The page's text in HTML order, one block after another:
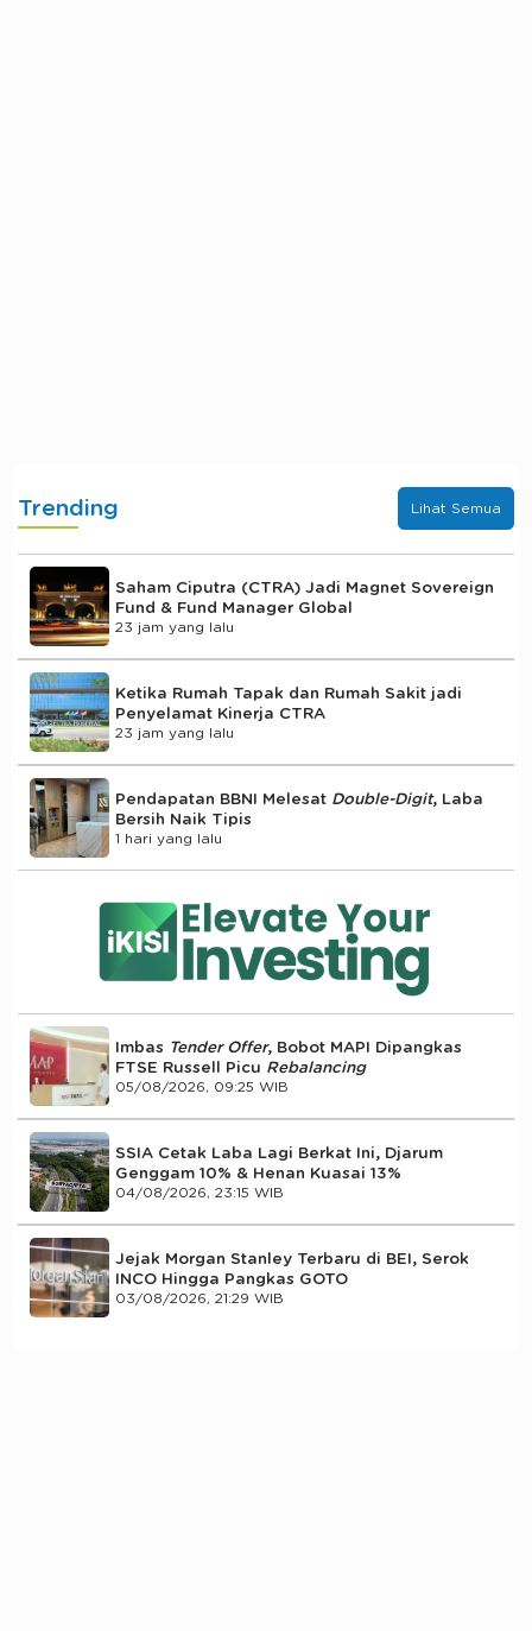
Trending Lihat Semua
Saham Ciputra (CTRA) Jadi Magnet Sovereign
Fund & Fund Manager Global
23 jam yang lalu
Ketika Rumah Tapak dan Rumah Sakit jadi
Penyelamat Kinerja CTRA
23 jam yang lalu
Pendapatan BBNI Melesat Double-Digit, Laba
Bersih Naik Tipis
1 hari yang lalu
Imbas Tender Offer, Bobot MAPI Dipangkas
FTSE Russell Picu Rebalancing
05/08/2026, 09:25 WIB
SSIA Cetak Laba Lagi Berkat Ini, Djarum
Genggam 10% & Henan Kuasai 13%
04/08/2026, 23:15 WIB
Jejak Morgan Stanley Terbaru di BEI, Serok
INCO Hingga Pangkas GOTO
03/08/2026, 21:29 WIB